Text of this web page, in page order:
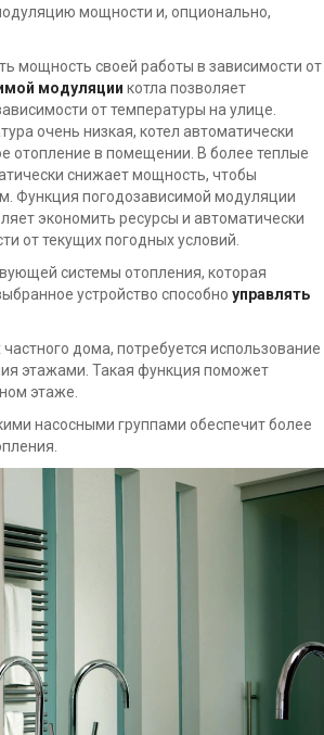
мощности и, опционально,
мощность своей работы в зависимости от
модуляции котла позволяет
от температуры на улице.
очень низкая, котел автоматически
отопление в помещении. В более теплые
снижает мощность, чтобы
Функция погодозависимой модуляции
экономить ресурсы и автоматически
от текущих погодных условий.
системы отопления, которая
устройство способно управлять
дома, потребуется использование
этажами. Такая функция поможет
этаже.
насосными группами обеспечит более